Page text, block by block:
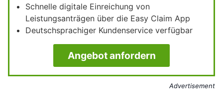
Schnelle digitale Einreichung von
Leistungsanträgen über die Easy Claim App
Deutschsprachiger Kundenservice verfügbar
Angebot anfordern
Advertisement